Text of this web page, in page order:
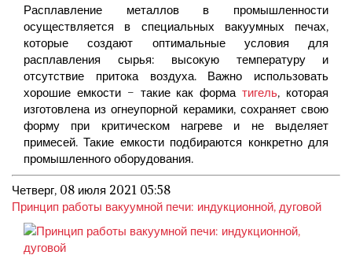
Расплавление металлов в промышленности
осуществляется в специальных вакуумных печах,
которые создают оптимальные условия для
расплавления сырья: высокую температуру и
отсутствие притока воздуха. Важно использовать
хорошие емкости – такие как форматигель, которая
изготовлена из огнеупорной керамики, сохраняет свою
форму при критическом нагреве и не выделяет
примесей. Такие емкости подбираются конкретно для
промышленного оборудования.
Четверг, 08 июля 2021 05:58
Принцип работы вакуумной печи: индукционной, дуговой